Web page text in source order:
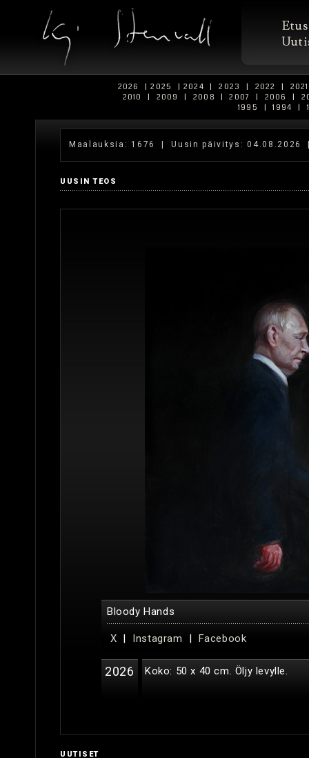
2026 | 2025 | 2024 | 2023 | 2022 |
2010
| 2009 | 2008 | 2007 | 2006 |
1995
| 1994 |
Maalauksia: 1676 | Uusin päivitys:
UUSIN TEOS
Bloody Hands
X | Instagram | Facebook
2026 Koko: 50 x 40 cm. Öljy levylle.
UUTISET